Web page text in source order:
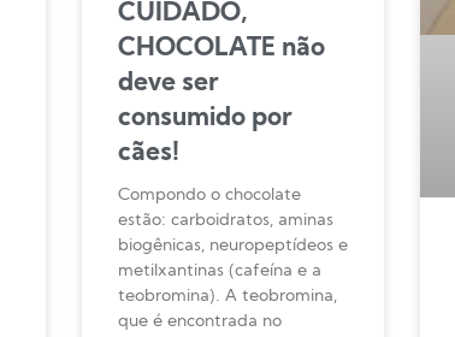
CUIDADO,
CHOCOLATE não
deve ser
consumido por
cães!
Compondo o chocolate
estão: carboidratos, aminas
biogênicas, neuropeptídeos e
metilxantinas (cafeína e a
teobromina). A teobromina,
que é encontrada no